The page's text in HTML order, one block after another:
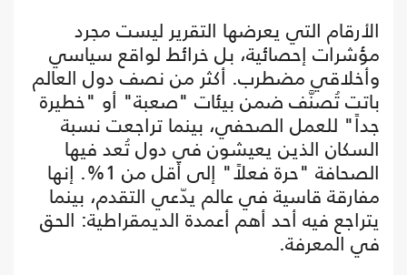
الأرقام التي يعرضها التقرير ليست مجرد
مؤشرات إحصائية، بل خرائط لواقع سياسي
وأخلاقي مضطرب. أكثر من نصف دول العالم
باتت تُصنَّف ضمن بيئات "صعبة" أو "خطيرة
جداً" للعمل الصحفي، بينما تراجعت نسبة
السكان الذين يعيشون في دول تُعد فيها
الصحافة "حرة فعلاً" إلى أقل من 1%. إنها
مفارقة قاسية في عالم يدّعي التقدم، بينما
يتراجع فيه أحد أهم أعمدة الديمقراطية: الحق
في المعرفة.